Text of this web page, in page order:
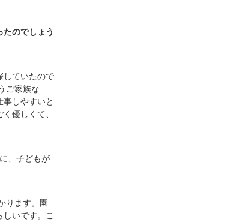
のでしょう
していたので
ご家族な
しやすいと
優しくて、
、子どもが
ります。園
いです。こ